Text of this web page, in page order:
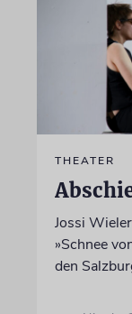
THEATER
Jossi
»Schnee
den